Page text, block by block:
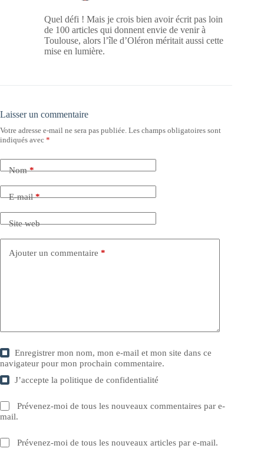
Quel défi ! Mais je crois bien avoir écrit pas loin
de 100 articles qui donnent envie de venir à
Toulouse, alors l’île d’Oléron méritait aussi cette
mise en lumière.
Laisser un commentaire
Votre adresse e-mail ne sera pas publiée. Les champs obligatoires sont
indiqués avec *
Nom*
E-mail*
Site web
Ajouter un commentaire *
Enregistrer mon nom, mon e-mail et mon site dans ce
navigateur pour mon prochain commentaire.
J’accepte lapolitique de confidentialité
Prévenez-moi de tous les nouveaux commentaires par e-
mail.
Prévenez-moi de tous les nouveaux articles par e-mail.